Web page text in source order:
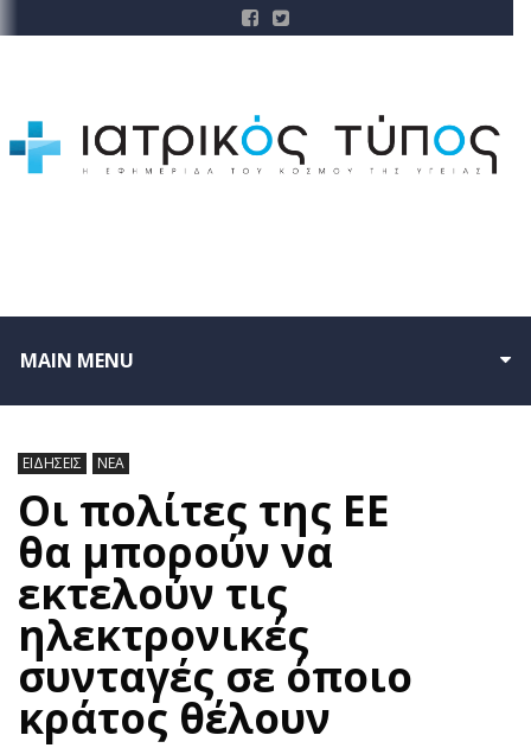
MAIN MENU
ΕΙΔΗΣΕΙΣ ΝΕΑ
Οι πολίτες της ΕΕ
θα μπορούν να
εκτελούν τις
ηλεκτρονικές
συνταγές σε όποιο
κράτος θέλουν